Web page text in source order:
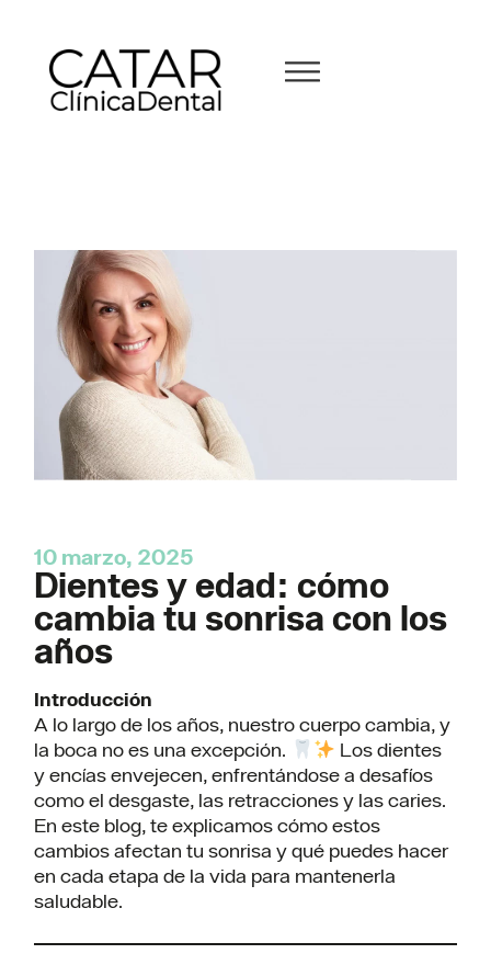
10 marzo, 2025
Dientes y edad: cómo
cambia tu sonrisa con los
años
Introducción
A lo largo de los años, nuestro cuerpo cambia, y
la boca no es una excepción.
Los dientes
y encías envejecen, enfrentándose a desafíos
como el desgaste, las retracciones y las caries.
En este blog, te explicamos cómo estos
cambios afectan tu sonrisa y qué puedes hacer
en cada etapa de la vida para mantenerla
saludable.